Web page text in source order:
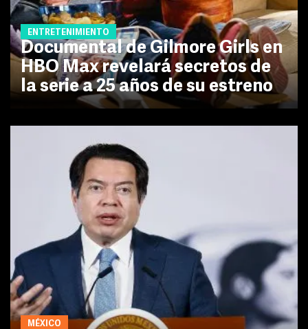
ENTRETENIMIENTO
Documental de Gilmore Girls en
HBO Max revelará secretos de
la serie a 25 años de su estreno
MÉXICO